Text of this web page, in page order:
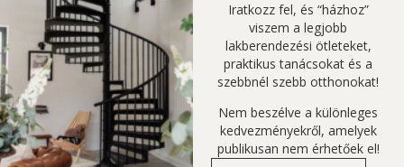
Iratkozz fel, és “házhoz”
viszem a legjobb
lakberendezési ötleteket,
praktikus tanácsokat és a
szebbnél szebb otthonokat!
Nem beszélve a különleges
kedvezményekről, amelyek
publikusan nem érhetőek el!